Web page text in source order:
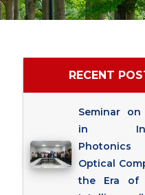
RECENT
Seminar on
in
Optical
the Era of